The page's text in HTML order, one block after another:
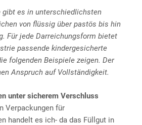
gibt es in unterschiedlichsten
von flüssig über pastös bis hin
Für jede Darreichungsform bietet
passende kindergesicherte
folgenden Beispiele zeigen. Der
Anspruch auf Vollständigkeit.
unter sicherem Verschluss
Verpackungen für
handelt es ich- da das Füllgut in